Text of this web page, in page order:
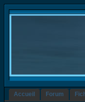
Accueil Forum